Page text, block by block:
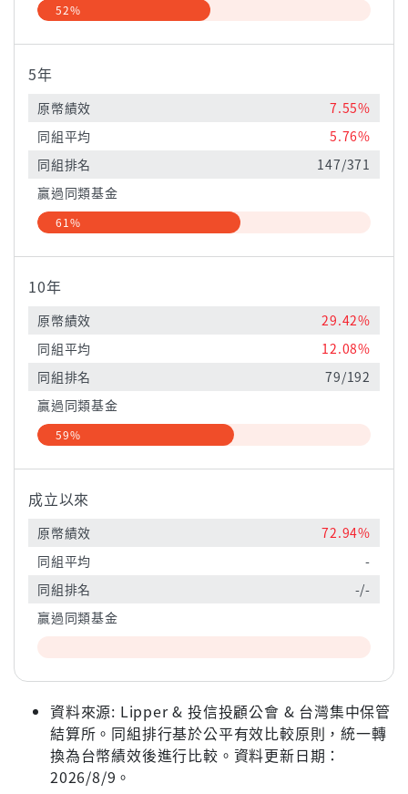
52%
5年
原幣績效
7.55%
同組平均
5.76%
同組排名
147/371
贏過同類基金
61%
10年
原幣績效
29.42%
同組平均
12.08%
同組排名
79/192
贏過同類基金
59%
成立以來
原幣績效
72.94%
同組平均
-
同組排名
-/-
贏過同類基金
資料來源: Lipper & 投信投顧公會 & 台灣集中保管
結算所。同組排行基於公平有效比較原則，統一轉
換為台幣績效後進行比較。資料更新日期：
2026/8/9。